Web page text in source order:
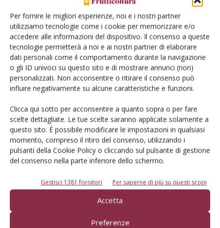
Per fornire le migliori esperienze, noi e i nostri partner
utilizziamo tecnologie come i cookie per memorizzare e/o
accedere alle informazioni del dispositivo. Il consenso a queste
tecnologie permetterà a noi e ai nostri partner di elaborare
dati personali come il comportamento durante la navigazione
o gli ID univoci su questo sito e di mostrare annunci (non)
personalizzati. Non acconsentire o ritirare il consenso può
influire negativamente su alcune caratteristiche e funzioni.
Clicca qui sotto per acconsentire a quanto sopra o per fare
scelte dettagliate. Le tue scelte saranno applicate solamente a
questo sito. È possibile modificare le impostazioni in qualsiasi
momento, compreso il ritiro del consenso, utilizzando i
pulsanti della Cookie Policy o cliccando sul pulsante di gestione
del consenso nella parte inferiore dello schermo.
Gestisci 1381 fornitori Per saperne di più su questi scopi
Accetta
Preferenze
file che incide in modo rilevante sul costo annuo di
ammortamento della struttura. In linea di massima si
consideri che passando dal sesto fra le file di 4 m del
solaxe ai 3,2 m del doppio asse si intensifica il numero dei
filari del 20% incrementando al tempo stesso il costo di
realizzazione della struttura di sostegno e antigrandine
oltre che dell’impianto di irrigazione. Incremento di costo
che pur non essendo del tutto proporzionale comporta un
maggiore onere che, riferito ad ettaro, può essere stimato
in circa 5mila €/ha che corrispondono ad un maggior costo
annuo di ammortamento della struttura di circa 450 €/anno.
Stando a queste considerazioni è evidente che il solaxe,
per le cultivar che ben si prestano e nei terreni idonei, è la
agronomiche con quelle economiche nella coltivazione del